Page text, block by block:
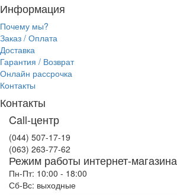
Информация
Почему мы?
Заказ / Оплата
Доставка
Гарантия / Возврат
Онлайн рассрочка
Контакты
Контакты
Call-центр
(044) 507-17-19
(063) 263-77-62
Режим работы интернет-магазина
Пн-Пт: 10:00 - 18:00
Сб-Вс: выходные